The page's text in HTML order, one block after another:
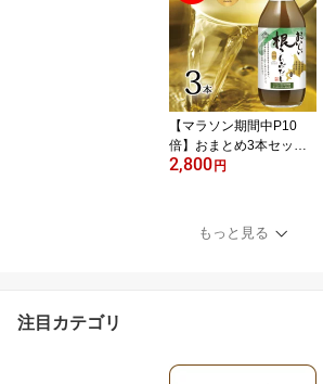
料 しらだし 万能だし 白
出汁 本格的 ダシ だし 料
理 万能 調味料 鰹節 万能
出汁 利尻昆布 みりん 本
みりん
【マラソン期間中P10
倍】おまとめ3本セット×
1セット レシピBOOK付
がごめ昆布 調味料 だし
出汁 ねこぶだし 根昆布
2,800 円
もっと見る
注目カテゴリ